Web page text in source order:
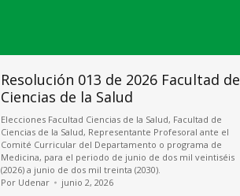
Resolución 013 de 2026 Facultad de
Ciencias de la Salud
Elecciones Facultad Ciencias de la Salud, Facultad de
Ciencias de la Salud, Representante Profesoral ante el
Comité Curricular del Departamento o programa de
Medicina, para el periodo de junio de dos mil veintiséis
(2026) a junio de dos mil treinta (2030).
Por Udenar junio 2, 2026